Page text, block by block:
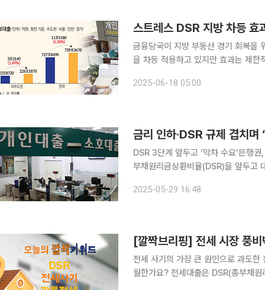
금융당국이 지방 부동산 경기 회복을
을 차등 적용하고 있지만 효과는 제
지적이 나온다. 차등 적용의 실효성
2025-06-18 05:00
금리 인하·DSR 규제 겹치며
DSR 3단계 앞두고 ‘막차 수요’은행권, 대출 속도 조절 나서
부채원리금상환비율(DSR)을 앞두고
서고 있다. 한국은행 금융통화위
2025-05-29 16:48
[깔짝브리핑] 전세 시장 풍
전세 사기의 가장 큰 원인으로 과도한 전세 대출이 꼽혔습
월한가요? 전세대출은 DSR(총부채원리금상환비율)에 포함되지 않기 때문인데요. DSR란, 은행에